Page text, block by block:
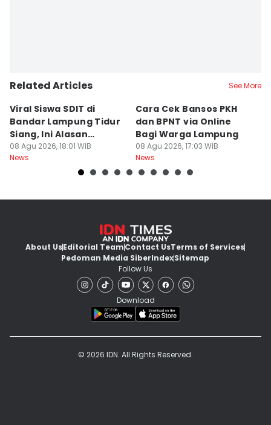
Related Articles See More
Viral Siswa SDIT di
Bandar Lampung Tidur
Siang, Ini Alasan
Sekolah
08 Agu 2026, 18:01 WIB
News
Cara Cek Bansos PKH
dan BPNT via Online
Bagi Warga Lampung
08 Agu 2026, 17:03 WIB
News
About UsEditorial TeamContact UsTerms of Services
Pedoman Media SiberIndexSitemap
Follow Us
Download
© 2026 IDN. All Rights Reserved.